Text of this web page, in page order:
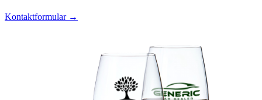
Kontaktformular →